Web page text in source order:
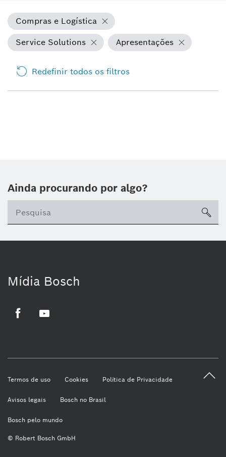
Compras e Logística
Service Solutions
Apresentações
Redefinir todos os filtros
Ainda procurando por algo?
Mídia Bosch
© Robert Bosch GmbH
Termos de uso Cookies Política de Privacidade
Avisos legais Bosch no Brasil
Bosch pelo mundo